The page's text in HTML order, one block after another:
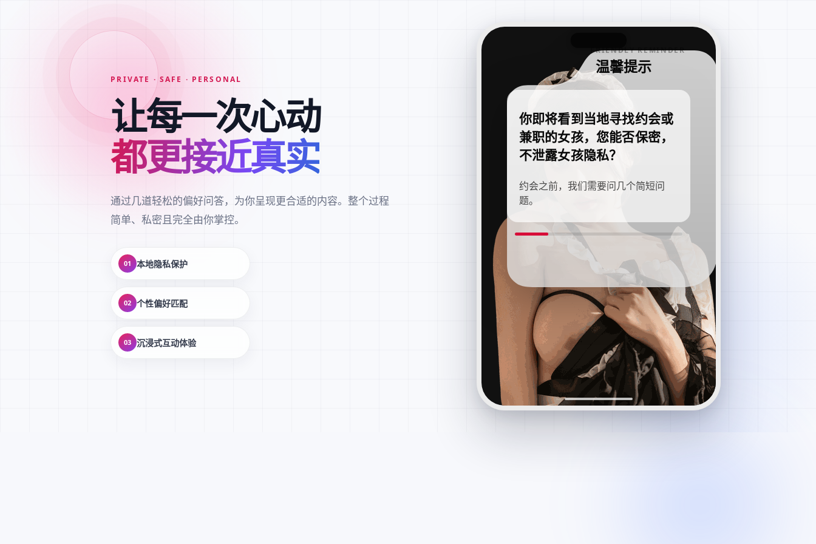
PRIVATE · SAFE · PERSONAL
让每一次心动
都更接近真实
通过几道轻松的偏好问答，为你呈现更合适的内容。整个过程
简单、私密且完全由你掌控。
01 本地隐私保护
02 个性偏好匹配
03 沉浸式互动体验
FRIENDLY REMINDER
温馨提示
你即将看到当地寻找约会或
兼职的女孩，您能否保密，
不泄露女孩隐私？
约会之前，我们需要问几个简短问
题。